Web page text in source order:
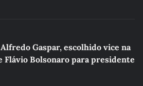
Gaspar, escolhido vice na
Flávio Bolsonaro para presidente